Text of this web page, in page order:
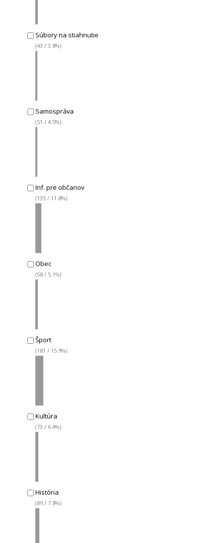
Súbory na stiahnutie
(43 / 3.8%)
Samospráva
(51 / 4.5%)
Inf. pre občanov
(135 / 11.8%)
Obec
(58 / 5.1%)
Šport
(181 / 15.9%)
Kultúra
(73 / 6.4%)
História
(89 / 7.8%)